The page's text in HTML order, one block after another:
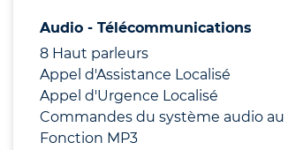
Audio - Télécommunications
8 Haut parleurs
Appel d'Assistance Localisé
Appel d'Urgence Localisé
Commandes du système audio au
Fonction MP3